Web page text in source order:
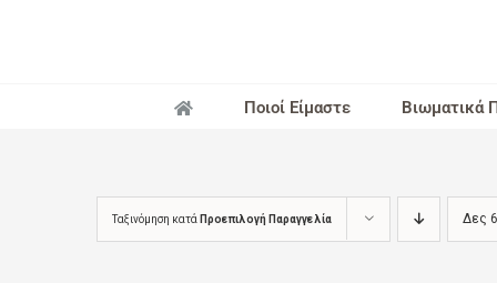
Ποιοί Είμαστε Βιωματικά
Ταξινόμηση κατά Προεπιλογή Παραγγελία Δες